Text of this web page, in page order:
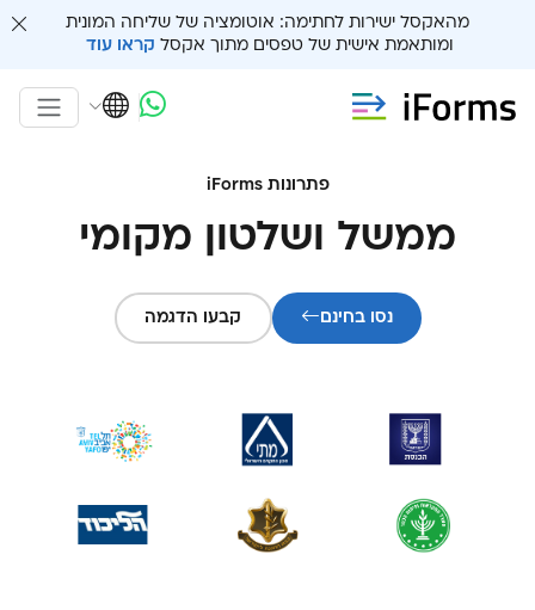
מהאקסל ישירות לחתימה: אוטומציה של שליחה המונית
ומותאמת אישית של טפסים מתוך אקסל קראו עוד
פתרונות iForms
ממשל ושלטון מקומי
נסו בחינם קבעו הדגמה